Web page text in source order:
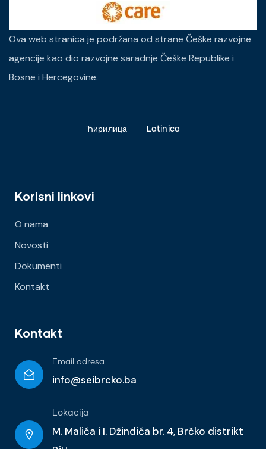
Ova web stranica je podržana od strane Češke razvojne
agencije kao dio razvojne saradnje Češke Republike i
Bosne i Hercegovine.
Ћирилица Latinica
Korisni linkovi
O nama
Novosti
Dokumenti
Kontakt
Kontakt
Email adresa
info@seibrcko.ba
Lokacija
M. Malića i I. Džindića br. 4, Brčko distrikt